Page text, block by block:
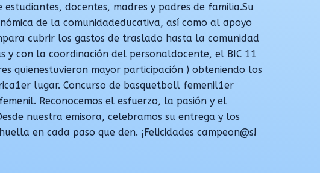
docentes, madres y padres de familia.Su
de la comunidadeducativa, así como al apoyo
cubrir los gastos de traslado hasta la comunidad
y con la coordinación del personaldocente, el BIC 11
quienestuvieron mayor participación ) obteniendo los
lugar. Concurso de basquetboll femenil1er
Reconocemos el esfuerzo, la pasión y el
nuestra emisora, celebramos su entrega y los
en cada paso que den. ¡Felicidades campeon@s!